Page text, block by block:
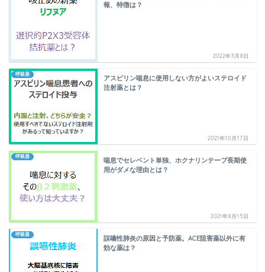
報、特徴は？
2022年3月8日
呼吸器
アスピリン喘息に使用しない方がよいステロイド
注射薬とは？
2021年10月17日
呼吸器
喘息でセレベント単独、ホクナリンテープ長期使
用がダメな理由とは？
2021年8月15日
呼吸器
誤嚥性肺炎の原因と予防薬。ACE阻害薬以外に有
効な薬は？